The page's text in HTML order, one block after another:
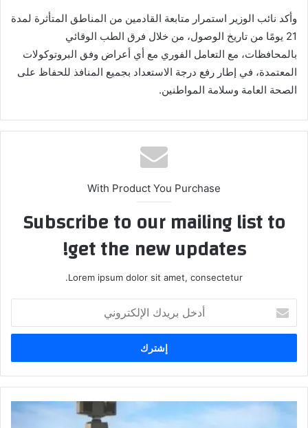
وأكد نائب الوزير استمرار متابعة القادمين من المناطق المتأثرة لمدة
21 يومًا من تاريخ الوصول، من خلال فرق الطب الوقائي
بالمحافظات، مع التعامل الفوري مع أي أعراض وفق البروتوكولات
المعتمدة، في إطار رفع درجة الاستعداد بجميع المنافذ للحفاظ على
الصحة العامة وسلامة المواطنين.
With Product You Purchase
Subscribe to our mailing list to
get the new updates!
Lorem ipsum dolor sit amet, consectetur.
بريدك
الإلكتروني